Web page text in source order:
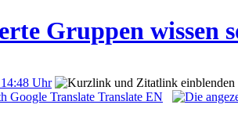
Gruppen wissen
Uhr
Translate EN